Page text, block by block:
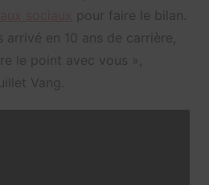
pour faire le bilan.
arrivé en 10 ans de carrière,
le point avec vous »,
Vang.